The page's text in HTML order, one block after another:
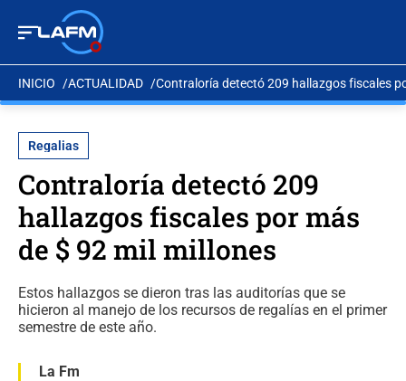
INICIO ACTUALIDAD Contraloría detectó 209 hallazgos fiscales
Regalias
Contraloría detectó 209
hallazgos fiscales por más
de $ 92 mil millones
Estos hallazgos se dieron tras las auditorías que se
hicieron al manejo de los recursos de regalías en el primer
semestre de este año.
La Fm